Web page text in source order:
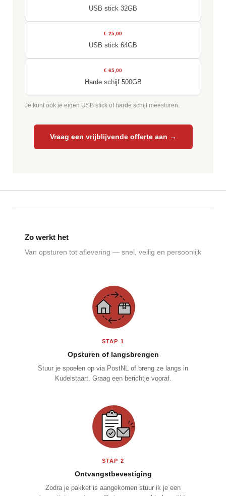
USB stick 32GB
€ 25,00
USB stick 64GB
€ 65,00
Harde schijf 500GB
Je kunt ook je eigen USB stick of harde schijf meesturen.
Vraag een vrijblijvende offerte aan →
Zo werkt het
Van opsturen tot aflevering — snel, veilig en persoonlijk
STAP 1
Opsturen of langsbrengen
Stuur je spoelen op via PostNL of breng ze langs in
Kudelstaart. Graag een berichtje vooraf.
STAP 2
Ontvangstbevestiging
Zodra je pakket is aangekomen stuur ik je een